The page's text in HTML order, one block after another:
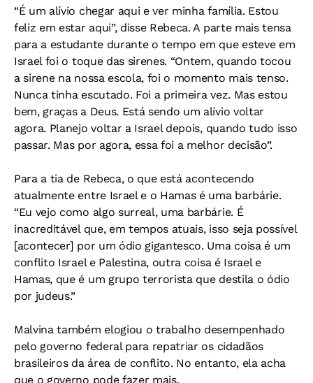
“É um alívio chegar aqui e ver minha família. Estou
feliz em estar aqui”, disse Rebeca. A parte mais tensa
para a estudante durante o tempo em que esteve em
Israel foi o toque das sirenes. “Ontem, quando tocou
a sirene na nossa escola, foi o momento mais tenso.
Nunca tinha escutado. Foi a primeira vez. Mas estou
bem, graças a Deus. Está sendo um alívio voltar
agora. Planejo voltar a Israel depois, quando tudo isso
passar. Mas por agora, essa foi a melhor decisão”.
Para a tia de Rebeca, o que está acontecendo
atualmente entre Israel e o Hamas é uma barbárie.
“Eu vejo como algo surreal, uma barbárie. É
inacreditável que, em tempos atuais, isso seja possível
[acontecer] por um ódio gigantesco. Uma coisa é um
conflito Israel e Palestina, outra coisa é Israel e
Hamas, que é um grupo terrorista que destila o ódio
por judeus.”
Malvina também elogiou o trabalho desempenhado
pelo governo federal para repatriar os cidadãos
brasileiros da área de conflito. No entanto, ela acha
que o governo pode fazer mais.